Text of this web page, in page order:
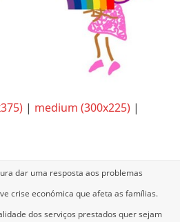
| medium (300x225) |
dar uma resposta aos problemas
crise económica que afeta as famílias.
dos serviços prestados quer sejam